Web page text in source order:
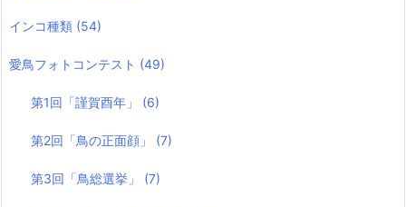
インコ種類 (54)
愛鳥フォトコンテスト (49)
第1回「謹賀酉年」 (6)
第2回「鳥の正面顔」 (7)
第3回「鳥総選挙」 (7)